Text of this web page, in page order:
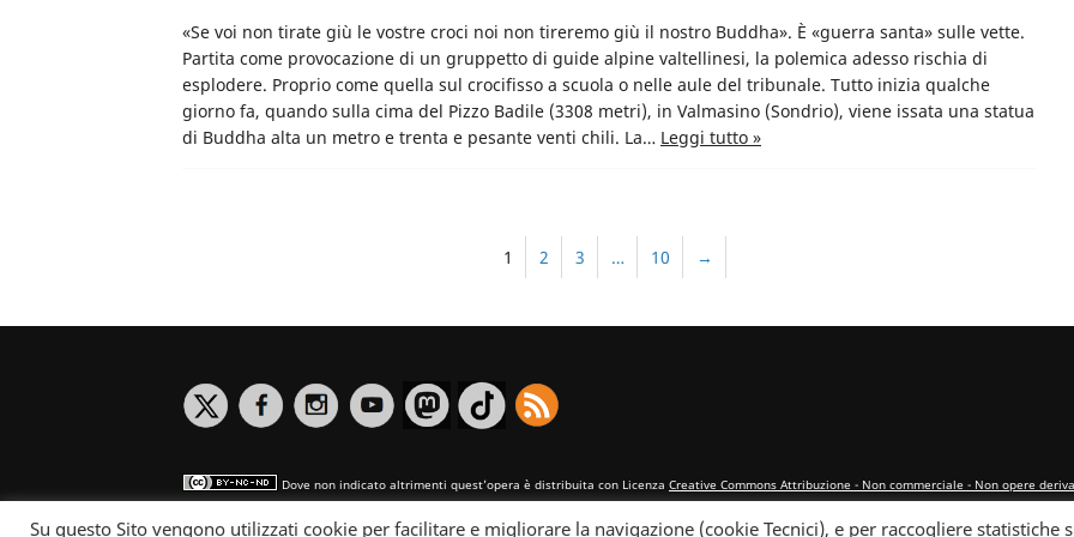
«Se voi non tirate giù le vostre croci noi non tireremo giù il nostro Buddha». È «guerra santa» sulle vette.
Partita come provocazione di un gruppetto di guide alpine valtellinesi, la polemica adesso rischia di
esplodere. Proprio come quella sul crocifisso a scuola o nelle aule del tribunale. Tutto inizia qualche
giorno fa, quando sulla cima del Pizzo Badile (3308 metri), in Valmasino (Sondrio), viene issata una statua
di Buddha alta un metro e trenta e pesante venti chili. La… Leggi tutto »
1 2 3 … 10 →
Dove non indicato altrimenti quest’opera è distribuita con Licenza Creative Commons Attribuzione - Non commerciale - Non opere
Su questo Sito vengono utilizzati cookie per facilitare e migliorare la navigazione (cookie Tecnici), e per raccogliere statistiche